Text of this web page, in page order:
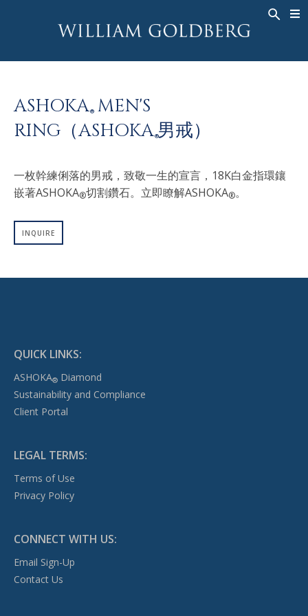
高級珠寶
男戒
項鍊
耳飾
手鐲
钟表
彩钻
ASHOKA 珠宝
戒指
BANDS
項鍊
吊墜
耳飾
手鐲
歷史
ASHOKA®
ASHOKA®MEN'S
RING（ASHOKA®男戒）
一枚幹練俐落的男戒，致敬一生的宣言，18K白金指環鑲
嵌著ASHOKA®切割鑽石。立即瞭解ASHOKA®。
INQUIRE
QUICK LINKS:
ASHOKA®Diamond
Sustainability and Compliance
Client Portal
LEGAL TERMS:
Terms of Use
Privacy Policy
CONNECT WITH US:
Email Sign-Up
Contact Us